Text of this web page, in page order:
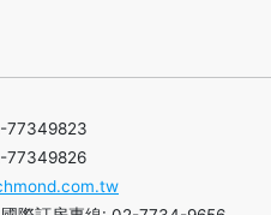
77349823
77349826